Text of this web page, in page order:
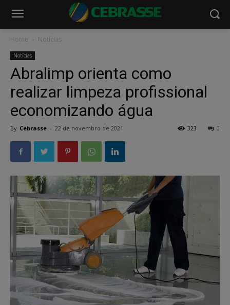
Home Notícias
Notícias
Abralimp orienta como
realizar limpeza profissional
economizando água
By Cebrasse - 22 de novembro de 2021 0
323